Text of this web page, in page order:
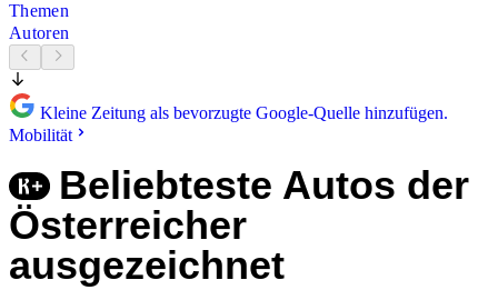
Themen
Autoren
Kleine Zeitung als bevorzugte Google-Quelle hinzufügen.
Mobilität
Beliebteste Autos der
Österreicher
ausgezeichnet